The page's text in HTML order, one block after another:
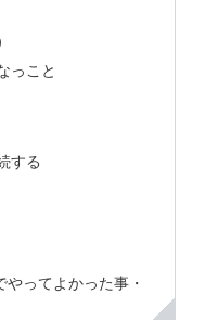
っこと
する
やってよかった事・